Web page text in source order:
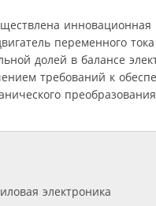
инновационная
переменного
долей в балансе
требований к
электроника